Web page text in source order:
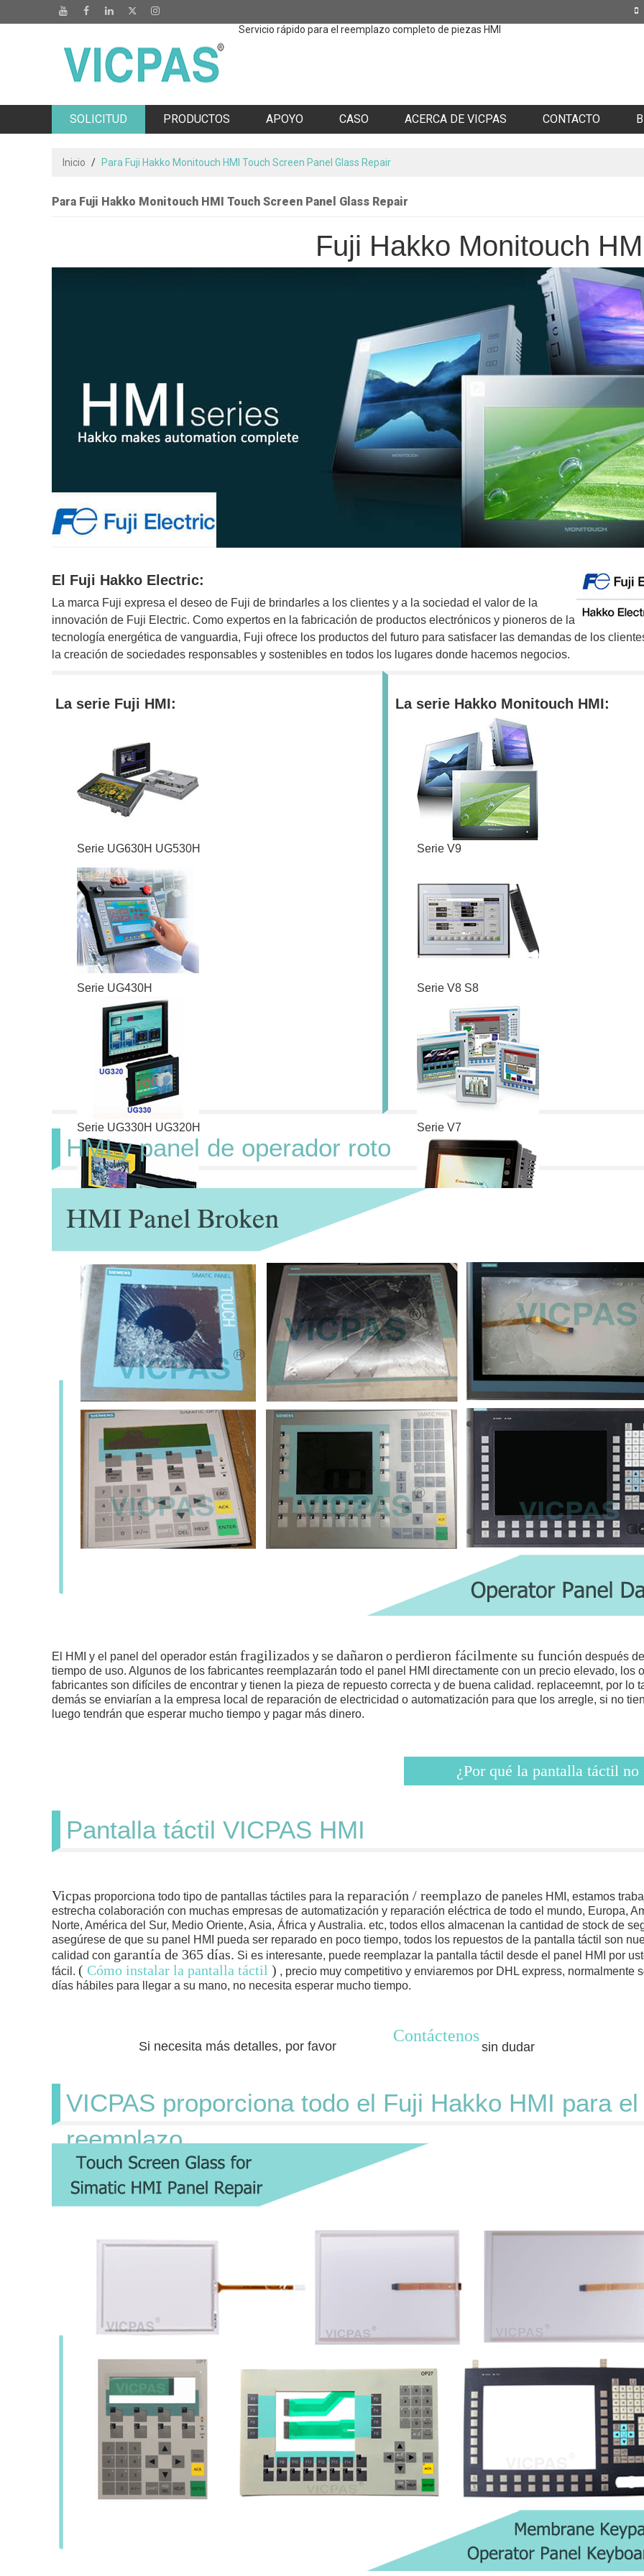
Servicio rápido para el reemplazo completo de piezas HMI
SOLICITUD PRODUCTOS APOYO CASO ACERCA DE VICPAS CONTACTO
Inicio / Para Fuji Hakko Monitouch HMI Touch Screen Panel Glass Repair
Para Fuji Hakko Monitouch HMI Touch Screen Panel Glass Repair
Fuji Hakko Monitouch
El Fuji Hakko Electric:
La marca Fuji expresa el deseo de Fuji de brindarles a los clientes y a la sociedad el valor de la
innovación de Fuji Electric. Como expertos en la fabricación de productos electrónicos y pioneros de la
tecnología energética de vanguardia, Fuji ofrece los productos del futuro para satisfacer las demandas de los
la creación de sociedades responsables y sostenibles en todos los lugares donde hacemos negocios.
La serie Fuji HMI:
Serie UG630H UG530H
Serie UG430H
Serie UG330H UG320H
Serie UG230H UG221H
Haga clic para más series
La serie Hakko Monitouch HMI:
Serie V9
Serie V8 S8
Serie V7
Serie V4 V6
Haga clic
HMI y panel de operador roto
El HMI y el panel del operador están fragilizados y se dañaron o perdieron fácilmente su función después
tiempo de uso. Algunos de los fabricantes reemplazarán todo el panel HMI directamente con un precio elevado, los
fabricantes son difíciles de encontrar y tienen la pieza de repuesto correcta y de buena calidad. replaceemnt, por lo
demás se enviarían a la empresa local de reparación de electricidad o automatización para que los arregle, si no
luego tendrán que esperar mucho tiempo y pagar más dinero.
¿Por qué la pantalla táctil no
Pantalla táctil VICPAS HMI
Vicpas proporciona todo tipo de pantallas táctiles para la reparación / reemplazo de paneles HMI, estamos
estrecha colaboración con muchas empresas de automatización y reparación eléctrica de todo el mundo, Europa,
Norte, América del Sur, Medio Oriente, Asia, África y Australia. etc, todos ellos almacenan la cantidad de stock de
asegúrese de que su panel HMI pueda ser reparado en poco tiempo, todos los repuestos de la pantalla táctil son
calidad con garantía de 365 días. Si es interesante, puede reemplazar la pantalla táctil desde el panel HMI por
fácil. ( Cómo instalar la pantalla táctil ) , precio muy competitivo y enviaremos por DHL express, normalmente
días hábiles para llegar a su mano, no necesita esperar mucho tiempo.
Si necesita más detalles, por favor
Contáctenos
sin dudar
VICPAS proporciona todo el Fuji Hakko HMI para el
reemplazo